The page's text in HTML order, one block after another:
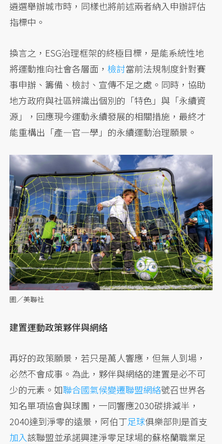
遴選舉辦城市時，同樣也將前述兩者納入申辦評估
指標中。
換言之，ESG治理框架的終極目標，是能系統性地
將運動推向社會各層面，檢討當前法規制度針對賽
事申辦、籌備、檢討、宣傳不足之處。同時，協助
地方政府與社區辨識出個別的「特色」與「永續資
源」，回應現今運動永續發展的相關措施，最終才
能重構出「產—官—學」的永續運動治理願景。
圖／美聯社
建置運動政策夥伴與網絡
再好的政策願景，若只是萬人響應，但無人到場，
必然不會成事。為此，夥伴與網絡的建置是必不可
少的元素。如聯合國氣候變遷聯盟網絡號召世界各
知名單項協會與球團，一同響應2030碳排減半，
2040達到淨零的遠景，阿伯丁足球俱樂部則是首支
加入該聯盟並承諾興建淨零足球場的蘇格蘭職業足